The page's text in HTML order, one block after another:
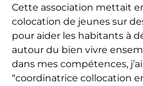
Cette association mettait
colocation de jeunes sur
pour aider les habitants à
autour du bien vivre
dans mes compétences,
“coordinatrice collocation